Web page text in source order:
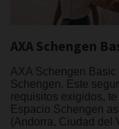
AXA Schengen
AXA Schengen Basic
Schengen. Este
requisitos exigidos,
Espacio Schengen
(Andorra, Ciudad del